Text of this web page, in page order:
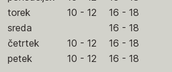
torek
10 - 12
16 - 18
sreda
16 - 18
četrtek
10 - 12
16 - 18
petek
10 - 12 16 - 18